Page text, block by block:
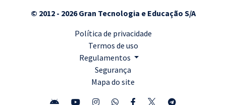
© 2012 - 2026 Gran Tecnologia e Educação S/A
Política de privacidade
Termos de uso
Regulamentos
Segurança
Mapa do site